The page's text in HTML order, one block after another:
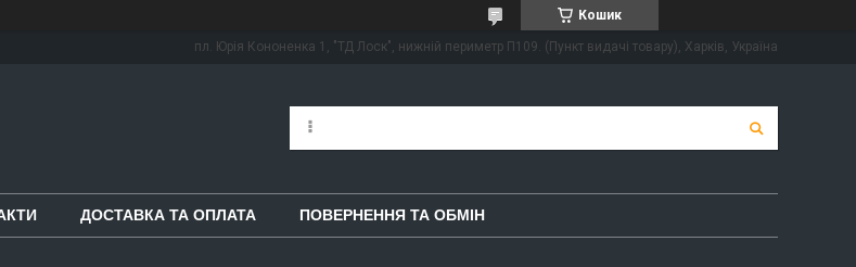
Кошик
пл. Юрія Кононенка 1, "ТД Лоск", нижній периметр П109. (Пункт видачі товару), Харків, Україна
ДОСТАВКА ТА ОПЛАТА ПОВЕРНЕННЯ ТА ОБМІН